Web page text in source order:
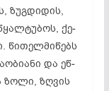
ზუგ­დი­დის,
ქე­
წი­თელ­მი­წებს
და ეწ­
ზო­ლი, ზღვის